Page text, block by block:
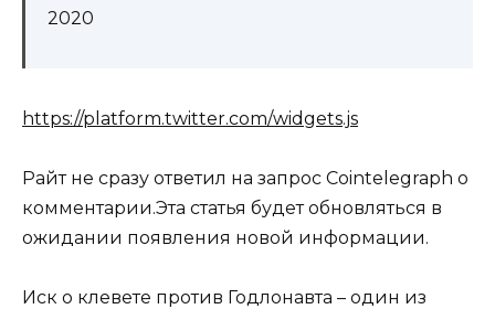
2020
https://platform.twitter.com/widgets.js
Райт не сразу ответил на запрос Cointelegraph о
комментарии.Эта статья будет обновляться в
ожидании появления новой информации.
Иск о клевете против Годлонавта – один из